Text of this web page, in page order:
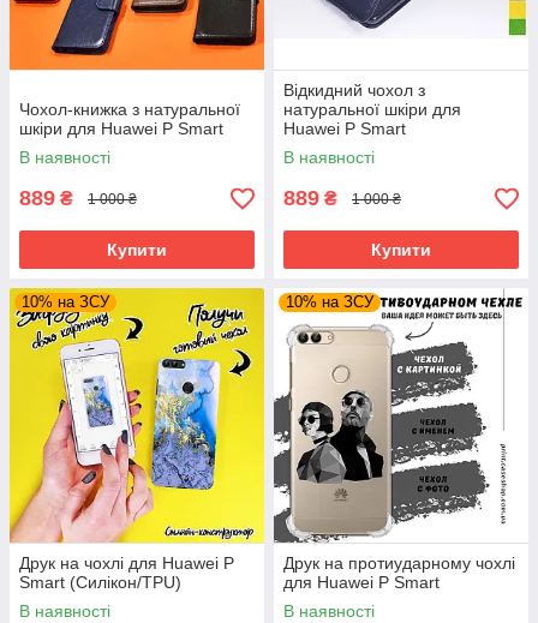
Чохол-книжка з натуральної
шкіри для Huawei P Smart
В наявності
889 ₴ 1 000 ₴
Купити
Відкидний чохол з
натуральної шкіри для
Huawei P Smart
В наявності
889 ₴ 1 000 ₴
Купити
10% на ЗСУ
Друк на чохлі для Huawei P
Smart (Силікон/TPU)
В наявності
10% на ЗСУ
Друк на протиударному чохлі
для Huawei P Smart
В наявності